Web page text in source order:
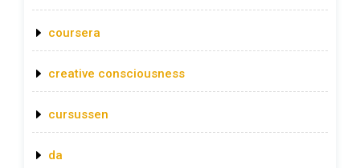
coursera
creative consciousness
cursussen
da